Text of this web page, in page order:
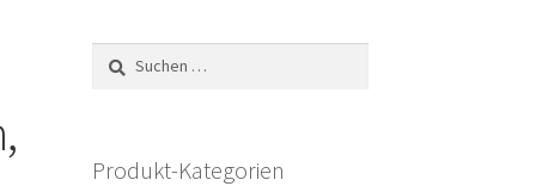
Suchen
nach:
Produkt-Kategorien